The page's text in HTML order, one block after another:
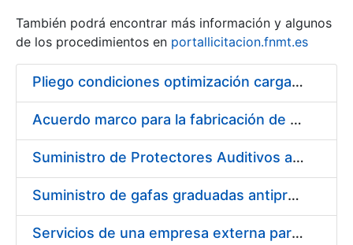
Erakutsi/Ezkutatu
También podrá encontrar más información y algunos
de los procedimientos en portallicitacion.fnmt.es
Pliego condiciones optimización cargas compras firmado
Acuerdo marco para la fabricación de piezas
Suministro de Protectores Auditivos a medida para las personas trabajadoras de los Centros de Trabajo de Madrid y Burgos
Suministro de gafas graduadas antiproyecciones para los trabajadores de la FNMT-RCM en los centros de trabajo de Madrid y Burgos
Servicios de una empresa externa para el asesoramiento y resolución de los recursos de alzada que se presentan relacionados con procesos de selección para la FNMT-RCM